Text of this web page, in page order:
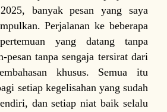
banyak pesan yang saya
Perjalanan ke beberapa
yang datang tanpa
pesan tanpa sengaja tersirat dari
khusus. Semua itu
setiap kegelisahan yang sudah
dan setiap niat baik selalu